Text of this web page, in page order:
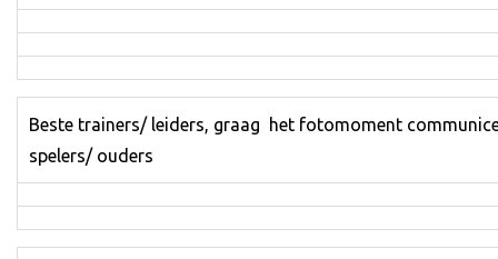
Beste trainers/ leiders, graag het fotomoment
spelers/ ouders